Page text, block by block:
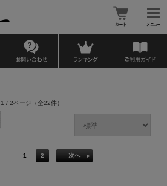
1 / 2ページ （全22件）
1 2 次へ